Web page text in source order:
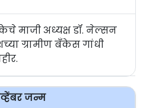
माजी अध्यक्ष डॉ. नेल्सन
ग्रामीण बँकेस गांधी
जन्म